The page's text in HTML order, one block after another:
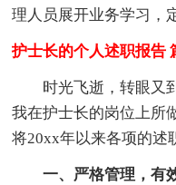
理人员展开业务学习，
护士长的个人述职报告
时光飞逝，转眼又
我在护士长的岗位上所
将20xx年以来各项的述
一、严格管理，有